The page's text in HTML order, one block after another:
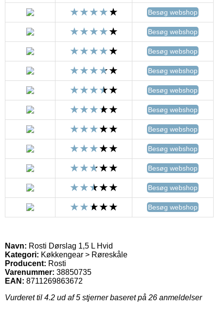
Besøg webshop
Besøg webshop
Besøg webshop
Besøg webshop
Besøg webshop
Besøg webshop
Besøg webshop
Besøg webshop
Besøg webshop
Besøg webshop
Besøg webshop
Navn: Rosti Dørslag 1,5 L Hvid
Kategori: Køkkengear > Røreskåle
Producent: Rosti
Varenummer: 38850735
EAN: 8711269863672
Vurderet til 4.2 ud af 5 stjerner baseret på 26 anmeldelser